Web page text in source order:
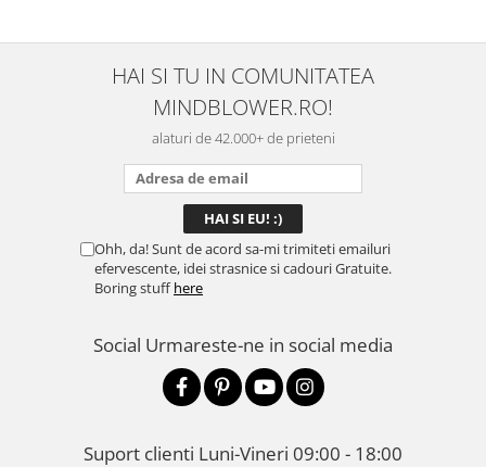
este sigură, fără scurgeri. O
folosesc aproape zilnic la
serviciu și sunt foarte
mulțumită.
HAI SI TU IN COMUNITATEA
MINDBLOWER.RO!
alaturi de 42.000+ de prieteni
Ohh, da! Sunt de acord sa-mi trimiteti emailuri
efervescente, idei strasnice si cadouri Gratuite.
Boring stuffhere
Social Urmareste-ne in social media
Suport clienti Luni-Vineri 09:00 - 18:00